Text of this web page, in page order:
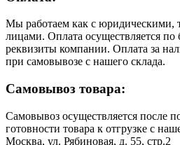
Мы работаем как с юридическими,
лицами. Оплата осуществляется по
реквизиты компании. Оплата за
при самовывозе с нашего склада.
Самовывоз товара:
Самовывоз осуществляется после
готовности товара к отгрузке с
Москва, ул. Рябиновая, д. 55, стр.2